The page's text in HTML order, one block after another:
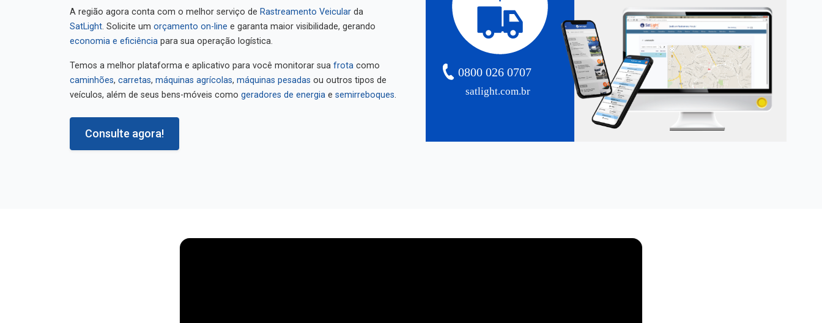
A região agora conta com o melhor serviço de Rastreamento Veicular
da
SatLight
. Solicite um orçamento on-line
e garanta maior visibilidade, gerando
economia e eficiência
para sua operação logística.
Temos a melhor plataforma e aplicativo para você monitorar sua frota
caminhões
máquinas agrícolas máquinas pesadas
ou outros tipos de
veículos, além de seus bens-móveis como
geradores de energia semirreboques
Consulte agora!
satlight.com.br
0800 026 0707